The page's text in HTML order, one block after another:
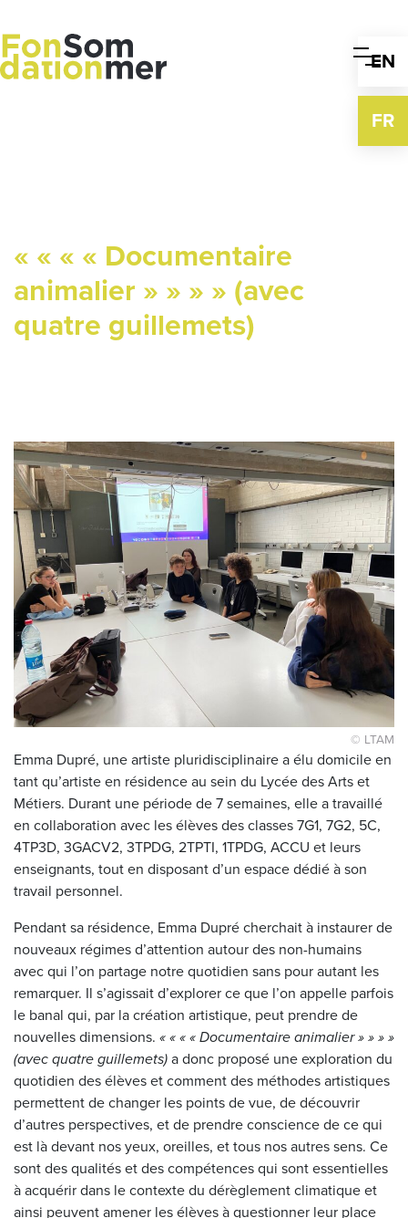
to
content
EN
FR
« « « « Documentaire
animalier » » » » (avec
quatre guillemets)
© LTAM
Emma Dupré, une artiste pluridisciplinaire a élu domicile en
tant qu’artiste en résidence au sein du Lycée des Arts et
Métiers. Durant une période de 7 semaines, elle a travaillé
en collaboration avec les élèves des classes 7G1, 7G2, 5C,
4TP3D, 3GACV2, 3TPDG, 2TPTI, 1TPDG, ACCU et leurs
enseignants, tout en disposant d’un espace dédié à son
travail personnel.
Pendant sa résidence, Emma Dupré cherchait à instaurer de
nouveaux régimes d’attention autour des non-humains
avec qui l’on partage notre quotidien sans pour autant les
remarquer. Il s’agissait d’explorer ce que l’on appelle parfois
le banal qui, par la création artistique, peut prendre de
nouvelles dimensions. « « « « Documentaire animalier » » » »
(avec quatre guillemets) a donc proposé une exploration du
quotidien des élèves et comment des méthodes artistiques
permettent de changer les points de vue, de découvrir
d’autres perspectives, et de prendre conscience de ce qui
est là devant nos yeux, oreilles, et tous nos autres sens. Ce
sont des qualités et des compétences qui sont essentielles
à acquérir dans le contexte du dérèglement climatique et
ainsi peuvent amener les élèves à questionner leur place